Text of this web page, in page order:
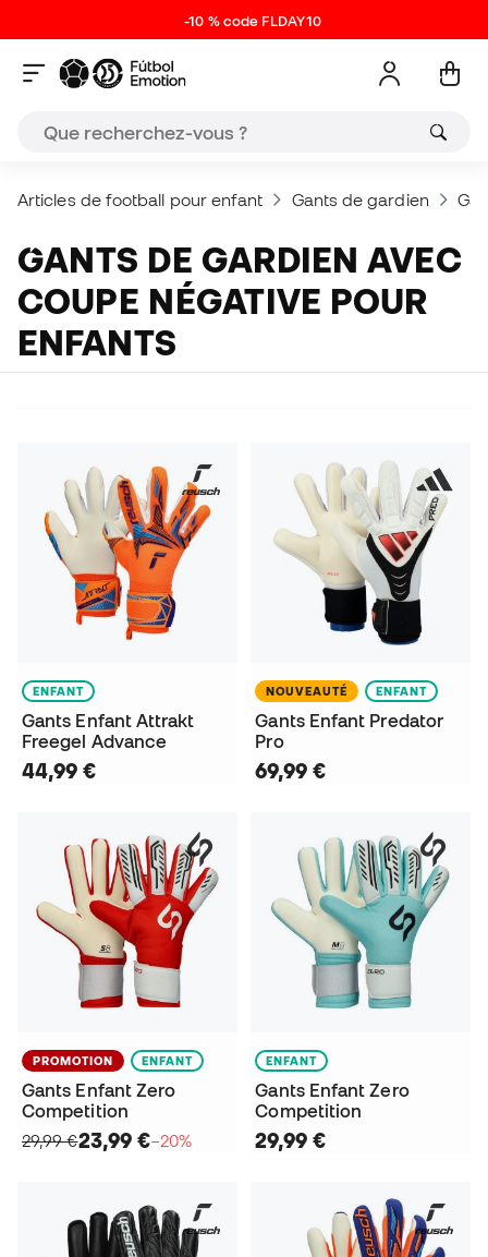
-10 % code FLDAY10
Articles de football pour enfant Gants de gardien
GANTS DE GARDIEN AVEC
COUPE NÉGATIVE POUR
ENFANTS
ENFANT
Gants Enfant Attrakt
Freegel Advance
44,99 €
NOUVEAUTÉ ENFANT
Gants Enfant Predator
Pro
69,99 €
PROMOTION ENFANT
Gants Enfant Zero
Competition
29,99 €23,99 €−20%
ENFANT
Gants Enfant Zero
Competition
29,99 €